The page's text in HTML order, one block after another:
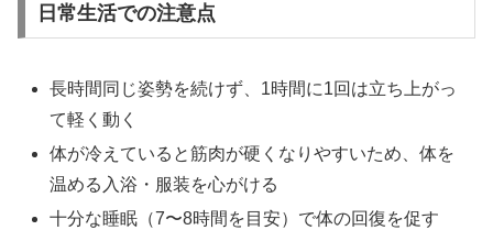
日常生活での注意点
長時間同じ姿勢を続けず、1時間に1回は立ち上がっ
て軽く動く
体が冷えていると筋肉が硬くなりやすいため、体を
温める入浴・服装を心がける
十分な睡眠（7〜8時間を目安）で体の回復を促す